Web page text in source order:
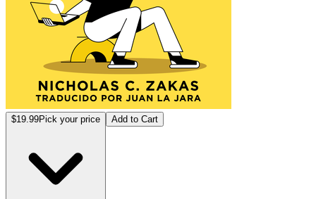
$19.99Pick your price Add to Cart